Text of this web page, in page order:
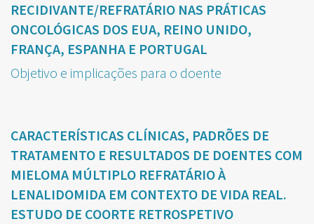
RECIDIVANTE/REFRATÁRIO NAS PRÁTICAS
ONCOLÓGICAS DOS EUA, REINO UNIDO,
FRANÇA, ESPANHA E PORTUGAL
Objetivo e implicações para o doente
CARACTERÍSTICAS CLÍNICAS, PADRÕES DE
TRATAMENTO E RESULTADOS DE DOENTES COM
MIELOMA MÚLTIPLO REFRATÁRIO À
LENALIDOMIDA EM CONTEXTO DE VIDA REAL.
ESTUDO DE COORTE RETROSPETIVO